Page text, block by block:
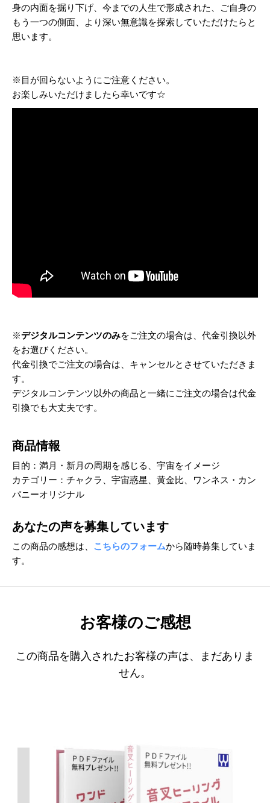
身の内面を掘り下げ、今までの人生で形成された、ご自身の
もう一つの側面、より深い無意識を探索していただけたらと
思います。
※目が回らないようにご注意ください。
お楽しみいただけましたら幸いです☆
※デジタルコンテンツのみをご注文の場合は、代金引換以外
をお選びください。
代金引換でご注文の場合は、キャンセルとさせていただきま
す。
デジタルコンテンツ以外の商品と一緒にご注文の場合は代金
引換でも大丈夫です。
商品情報
目的：満月・新月の周期を感じる、宇宙をイメージ
カテゴリー：チャクラ、宇宙惑星、黄金比、ワンネス・カン
パニーオリジナル
あなたの声を募集しています
この商品の感想は、 こちらのフォームから随時募集していま
す。
お客様のご感想
この商品を購入されたお客様の声は、まだありま
せん。